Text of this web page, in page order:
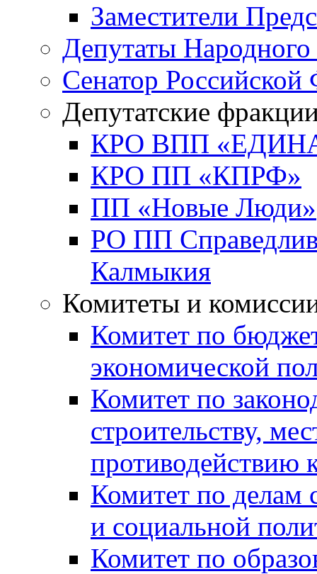
Заместители
Депутаты
Сенатор Российской
Депутатские
КРО ВПП
КРО ПП «КПРФ»
ПП «Новые Люди»
РО ПП
Калмыкия
Комитеты и
Комитет по
экономической
Комитет по
строительству,
противодействию
Комитет по делам
и социальной
Комитет по